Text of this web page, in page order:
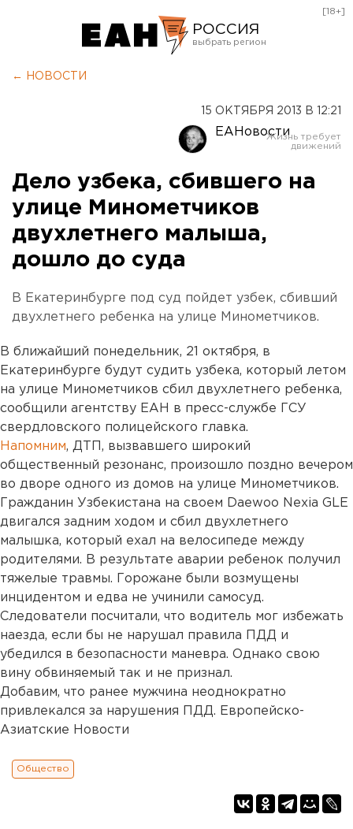
РОССИЯ
Оренбург
[18+]
← НОВОСТИ
15 ОКТЯБРЯ 2013 В 12:21
ЕАНовости
Дело узбека, сбившего на
улице Минометчиков
двухлетнего малыша,
дошло до суда
В Екатеринбурге под суд пойдет узбек, сбивший
двухлетнего ребенка на улице Минометчиков.
В ближайший понедельник, 21 октября, в
Екатеринбурге будут судить узбека, который летом
на улице Минометчиков сбил двухлетнего ребенка,
сообщили агентству ЕАН в пресс-службе ГСУ
свердловского полицейского главка.
Напомним, ДТП, вызвавшего широкий
общественный резонанс, произошло поздно вечером
во дворе одного из домов на улице Минометчиков.
Гражданин Узбекистана на своем Daewoo Nexia GLE
двигался задним ходом и сбил двухлетнего
малышка, который ехал на велосипеде между
родителями. В результате аварии ребенок получил
тяжелые травмы. Горожане были возмущены
инцидентом и едва не учинили самосуд.
Следователи посчитали, что водитель мог избежать
наезда, если бы не нарушал правила ПДД и
убедился в безопасности маневра. Однако свою
вину обвиняемый так и не признал.
Добавим, что ранее мужчина неоднократно
привлекался за нарушения ПДД. Европейско-
Азиатские Новости
Общество